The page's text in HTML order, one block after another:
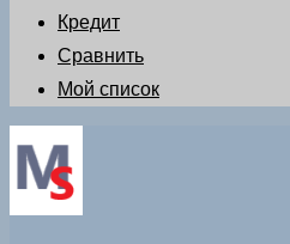
Кредит
Сравнить
Мой список